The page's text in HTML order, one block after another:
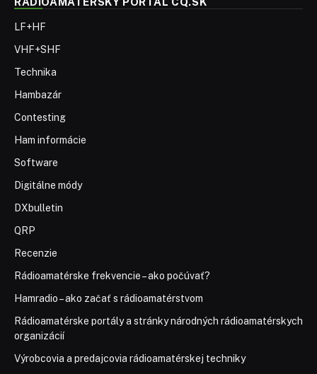
LF+HF
VHF+SHF
Technika
Hambazár
Contesting
Ham informácie
Software
Digitálne módy
DXbulletin
QRP
Recenzie
Rádioamatérske frekvencie – ako počúvať?
Hamradio – ako začať s rádioamatérstvom
Rádioamatérske portály a stránky národných rádioamatérskych
organizácií
Výrobcovia a predajcovia rádioamatérskej techniky